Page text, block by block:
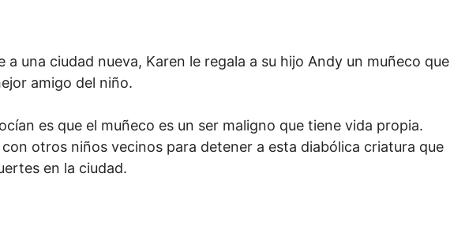
a una ciudad nueva, Karen le regala a su hijo Andy un muñeco que
amigo del niño.
es que el muñeco es un ser maligno que tiene vida propia.
otros niños vecinos para detener a esta diabólica criatura que
en la ciudad.